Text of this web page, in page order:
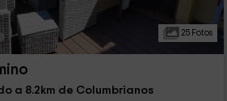
25 Fotos
a 8.2km de Columbrianos